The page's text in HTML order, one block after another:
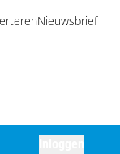
Nieuwsbrief